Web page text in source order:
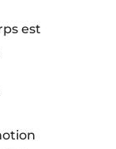
est